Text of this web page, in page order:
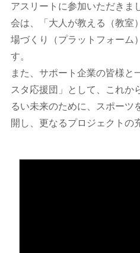
アスリートに参加いただきま
会は、「大人が教える（教室
場づくり（プラットフォーム
す。
また、サポート企業の皆様と
スタ応援団」として、これか
るい未来のために、スポーツ
開し、更なるプロジェクトの